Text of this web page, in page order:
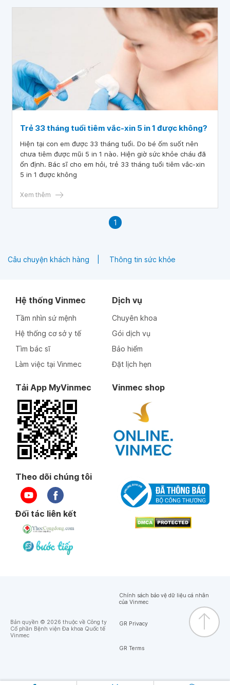
Trẻ 33 tháng tuổi tiêm vắc-xin 5 in 1 được không?
Hiện tại con em được 33 tháng tuổi. Do bé ốm suốt nên
chưa tiêm được mũi 5 in 1 nào. Hiện giờ sức khỏe cháu đã
ổn định. Bác sĩ cho em hỏi, trẻ 33 tháng tuổi tiêm vắc-xin
5 in 1 được không
Xem thêm
1
Câu chuyện khách hàng Thông tin sức khỏe
Hệ thống Vinmec
Tầm nhìn sứ mệnh
Hệ thống cơ sở y tế
Tìm bác sĩ
Làm việc tại Vinmec
Dịch vụ
Chuyên khoa
Gói dịch vụ
Bảo hiểm
Đặt lịch hẹn
Tải App MyVinmec Vinmec shop
Theo dõi chúng tôi
Đối tác liên kết
Bản quyền © 2026 thuộc về Công ty
Cổ phần Bệnh viện Đa khoa Quốc tế
Vinmec
Chính sách bảo vệ dữ liệu cá nhân
của Vinmec
GR Privacy
GR Terms